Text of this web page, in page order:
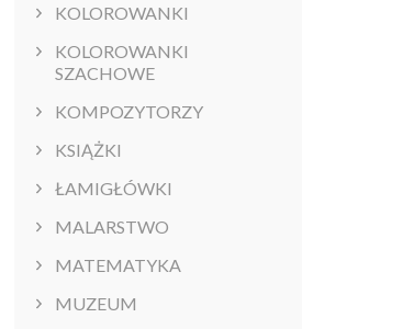
KOLOROWANKI
KOLOROWANKI
SZACHOWE
KOMPOZYTORZY
KSIĄŻKI
ŁAMIGŁÓWKI
MALARSTWO
MATEMATYKA
MUZEUM